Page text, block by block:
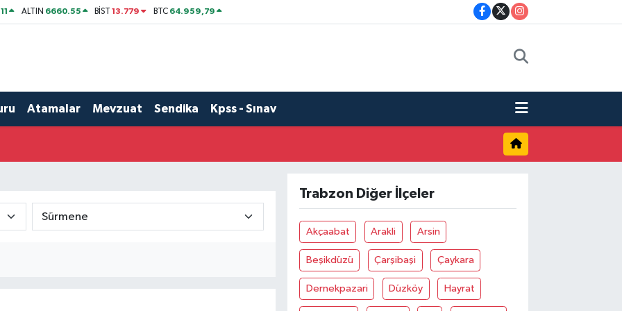
ALTIN 6660.55 BİST13.779 BTC 64.959,79
Atamalar Mevzuat Sendika Kpss - Sınav
Trabzon Diğer İlçeler
Akçaabat Arakli Arsin
Beşikdüzü Çarşibaşi Çaykara
Dernekpazari Düzköy Hayrat